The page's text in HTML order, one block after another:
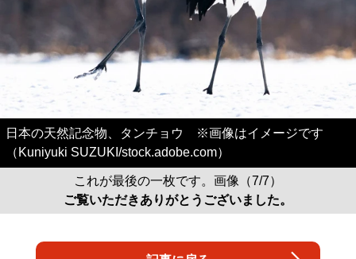
日本の天然記念物、タンチョウ ※画像はイメージです
（Kuniyuki SUZUKI/stock.adobe.com）
これが最後の一枚です。画像（7/7）
ご覧いただきありがとうございました。